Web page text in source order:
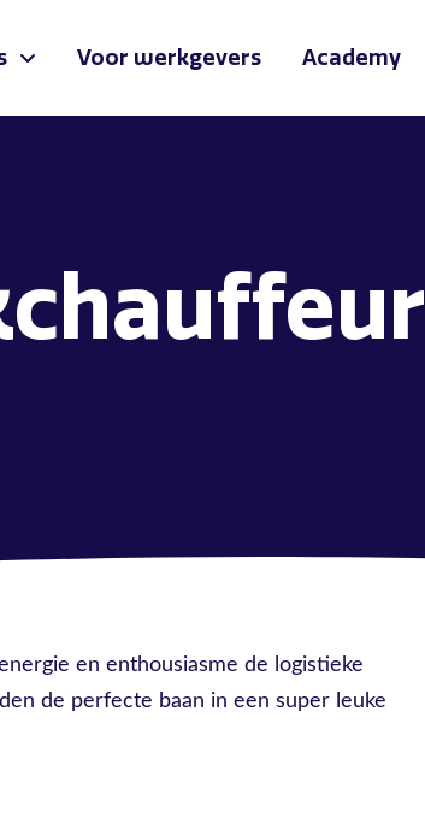
Voor werkgevers Academy
en enthousiasme de logistieke
de perfecte baan in een super leuke